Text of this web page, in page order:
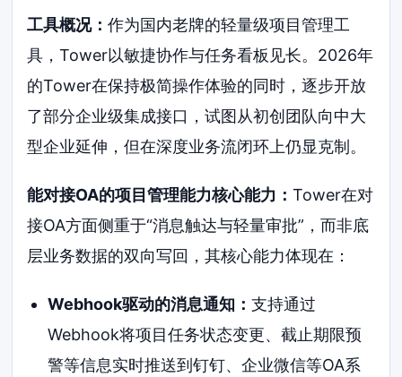
工具概况：作为国内老牌的轻量级项目管理工
具，Tower以敏捷协作与任务看板见长。2026年
的Tower在保持极简操作体验的同时，逐步开放
了部分企业级集成接口，试图从初创团队向中大
型企业延伸，但在深度业务流闭环上仍显克制。
能对接OA的项目管理能力核心能力：Tower在对
接OA方面侧重于“消息触达与轻量审批”，而非底
层业务数据的双向写回，其核心能力体现在：
Webhook驱动的消息通知： 支持通过
Webhook将项目任务状态变更、截止期限预
警等信息实时推送到钉钉、企业微信等OA系